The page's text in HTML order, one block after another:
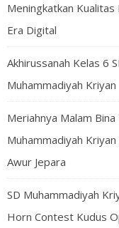
Meningkatkan
Era Digital
Akhirussanah Kelas 6
Muhammadiyah Kriyan
Meriahnya Malam Bina
Muhammadiyah
Awur Jepara
SD Muhammadiyah
Horn Contest Kudus